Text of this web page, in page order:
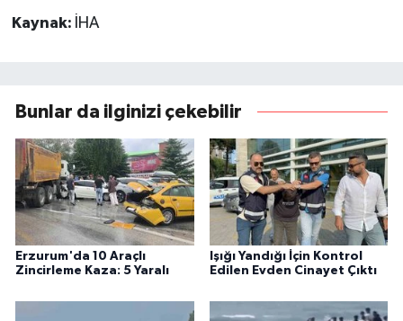
Kaynak: İHA
Bunlar da ilginizi çekebilir
Erzurum'da 10 Araçlı
Zincirleme Kaza: 5 Yaralı
Işığı Yandığı İçin Kontrol
Edilen Evden Cinayet Çıktı